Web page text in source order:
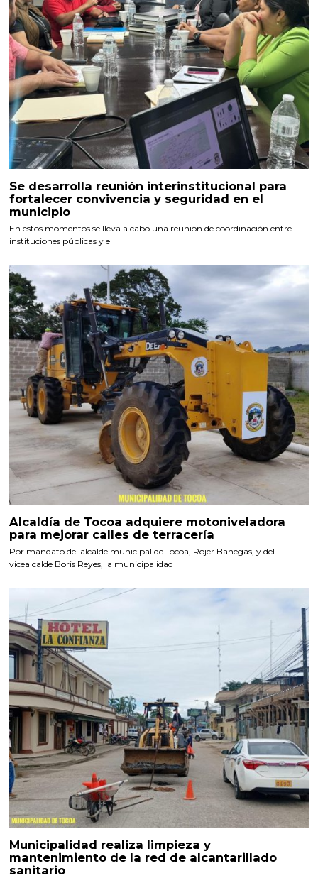
Se desarrolla reunión interinstitucional para
fortalecer convivencia y seguridad en el
municipio
En estos momentos se lleva a cabo una reunión de coordinación entre
instituciones públicas y el
Alcaldía de Tocoa adquiere motoniveladora
para mejorar calles de terracería
Por mandato del alcalde municipal de Tocoa, Rojer Banegas, y del
vicealcalde Boris Reyes, la municipalidad
Municipalidad realiza limpieza y
mantenimiento de la red de alcantarillado
sanitario